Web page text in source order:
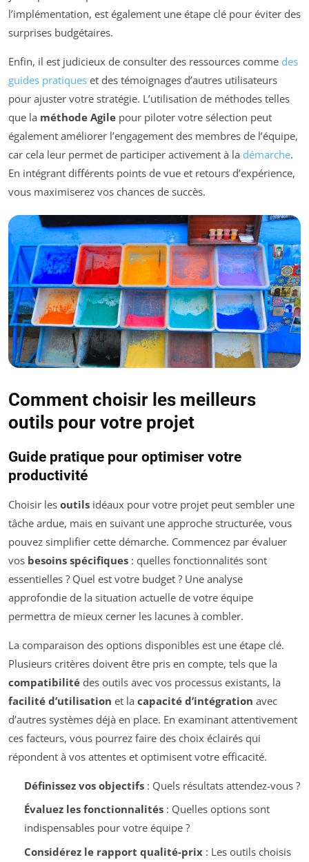
l’implémentation, est également une étape clé pour éviter des
surprises budgétaires.
Enfin, il est judicieux de consulter des ressources comme des
guides pratiques et des témoignages d’autres utilisateurs
pour ajuster votre stratégie. L’utilisation de méthodes telles
que la méthode Agile pour piloter votre sélection peut
également améliorer l’engagement des membres de l’équipe,
car cela leur permet de participer activement à la démarche.
En intégrant différents points de vue et retours d’expérience,
vous maximiserez vos chances de succès.
Comment choisir les meilleurs
outils pour votre projet
Guide pratique pour optimiser votre
productivité
Choisir les outils idéaux pour votre projet peut sembler une
tâche ardue, mais en suivant une approche structurée, vous
pouvez simplifier cette démarche. Commencez par évaluer
vos besoins spécifiques : quelles fonctionnalités sont
essentielles ? Quel est votre budget ? Une analyse
approfondie de la situation actuelle de votre équipe
permettra de mieux cerner les lacunes à combler.
La comparaison des options disponibles est une étape clé.
Plusieurs critères doivent être pris en compte, tels que la
compatibilité des outils avec vos processus existants, la
facilité d’utilisation et la capacité d’intégration avec
d’autres systèmes déjà en place. En examinant attentivement
ces facteurs, vous pourrez faire des choix éclairés qui
répondent à vos attentes et optimisent votre efficacité.
Définissez vos objectifs: Quels résultats attendez-vous ?
Évaluez les fonctionnalités: Quelles options sont
indispensables pour votre équipe ?
Considérez le rapport qualité-prix: Les outils choisis